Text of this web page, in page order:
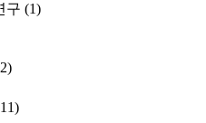
구 (1)